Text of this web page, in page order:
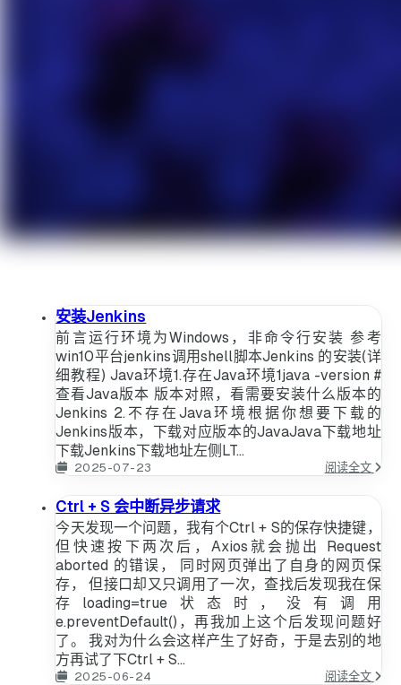
安装Jenkins
前言运行环境为Windows，非命令行安装 参考
win10平台jenkins调用shell脚本Jenkins 的安装(详
细教程) Java环境1.存在Java环境1java -version #
查看Java版本 版本对照，看需要安装什么版本的
Jenkins 2.不存在Java环境根据你想要下载的
Jenkins版本，下载对应版本的JavaJava下载地址
下载Jenkins下载地址左侧LT...
2025-07-23 阅读全文安
Ctrl + S 会中断异步请求
今天发现一个问题，我有个Ctrl + S的保存快捷键，
但快速按下两次后，Axios就会抛出 Request
aborted 的错误， 同时网页弹出了自身的网页保
存， 但接口却又只调用了一次，查找后发现我在保
存loading=true状态时，没有调用
e.preventDefault()，再我加上这个后发现问题好
了。 我对为什么会这样产生了好奇，于是去别的地
方再试了下Ctrl + S...
2025-06-24 阅读全文Ctrl